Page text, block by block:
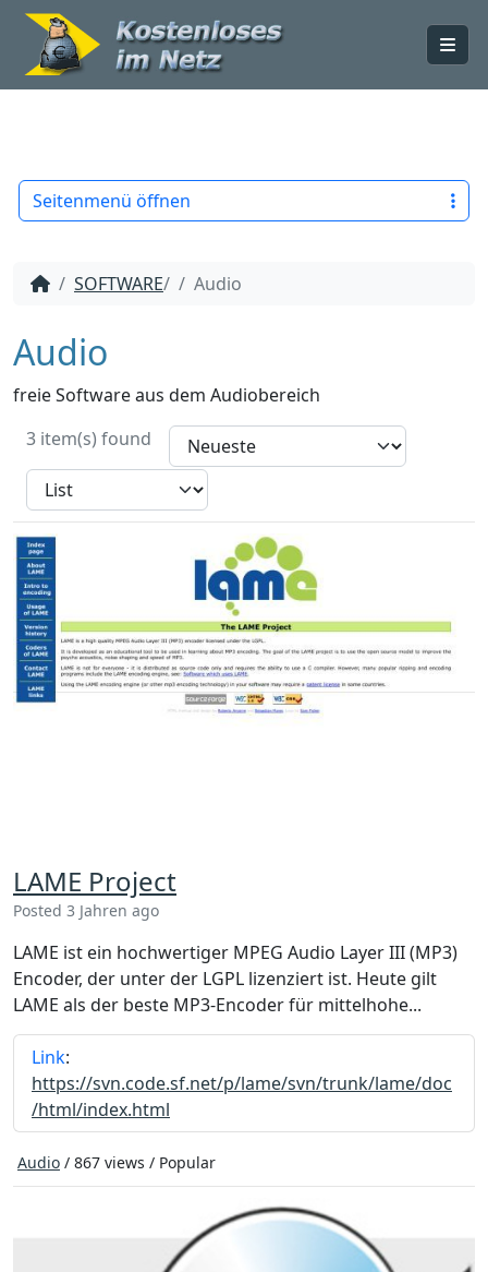
SOFTWARE/ Audio
Audio
freie Software aus dem Audiobereich
3 item(s) found
LAME Project
Posted 3 Jahren ago
LAME ist ein hochwertiger MPEG Audio Layer III (MP3)
Encoder, der unter der LGPL lizenziert ist. Heute gilt
LAME als der beste MP3-Encoder für mittelhohe...
Link:
https://svn.code.sf.net/p/lame/svn/trunk/lame/doc
/html/index.html
Audio / 867 views / Popular
Seitenmenü öffnen